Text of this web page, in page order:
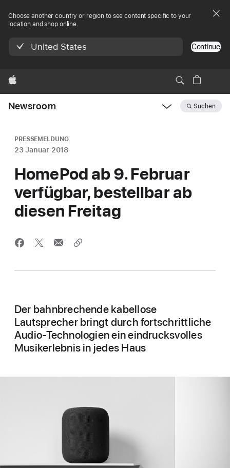
Choose another country or region to see content specific to your
location and shop online.
United States Continue
Apple
Newsroom Suchen
PRESSEMELDUNG
23 Januar 2018
HomePod ab 9. Februar
verfügbar, bestellbar ab
diesen Freitag
Der bahnbrechende kabellose
Lautsprecher bringt durch fortschrittliche
Audio-Technologien ein eindrucksvolles
Musikerlebnis in jedes Haus